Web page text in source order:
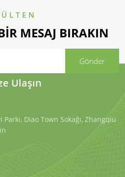
MESAJ BIRAKIN
Ulaşın
Diao Town Sokağı, Zhangqiu